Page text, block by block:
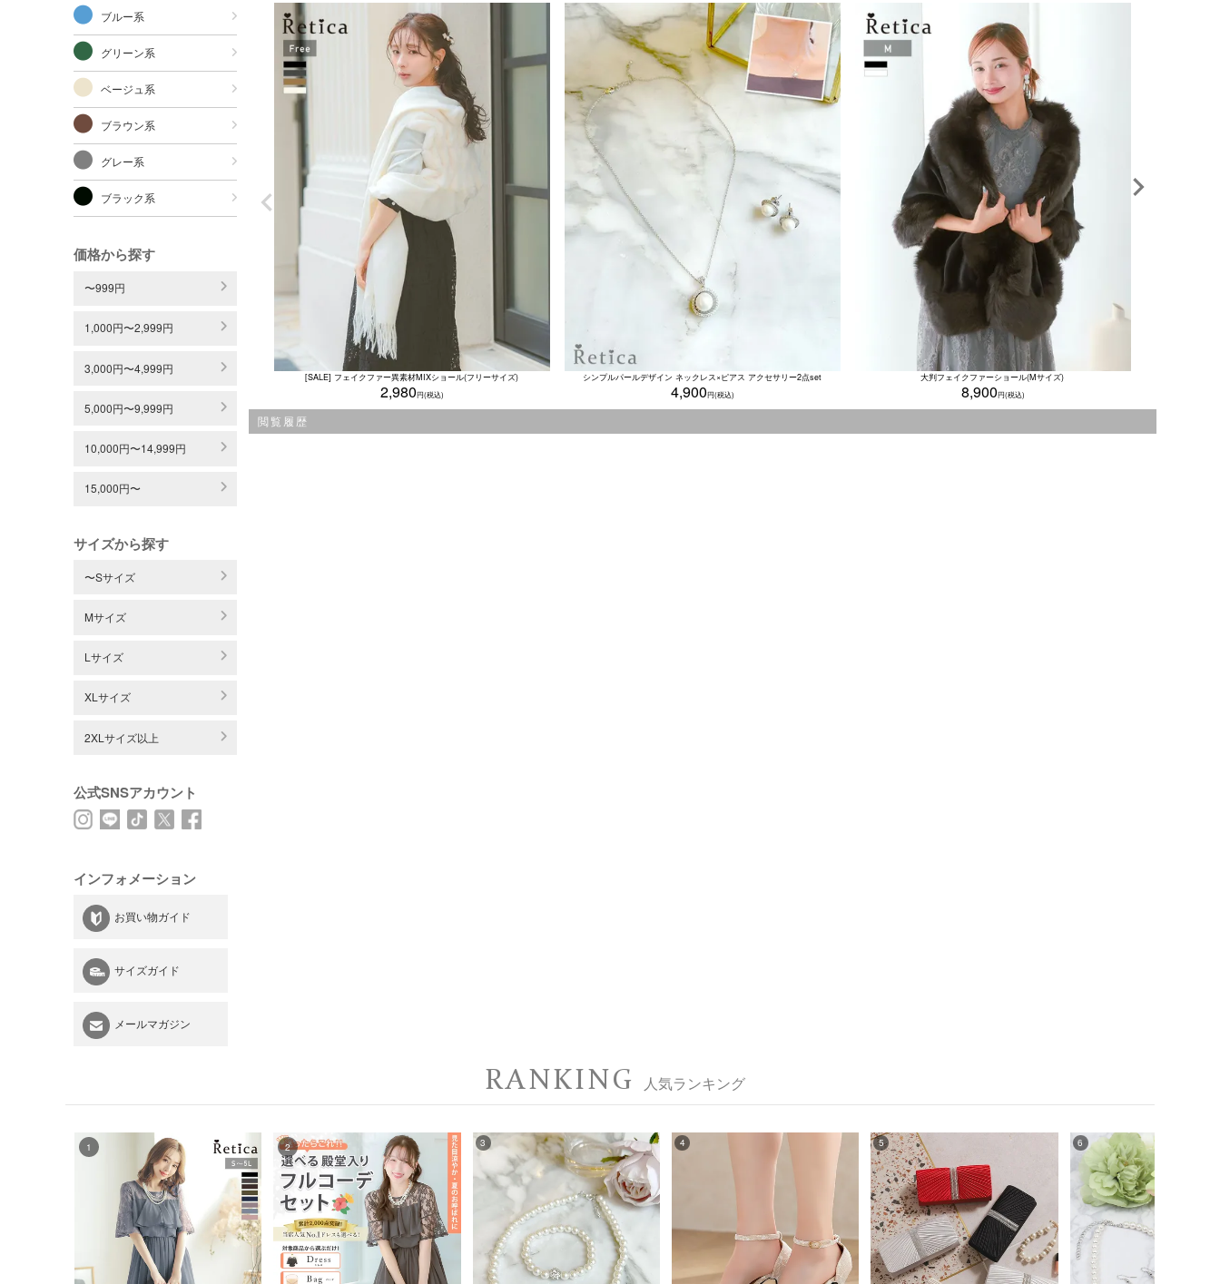
ブルー系
グリーン系
ベージュ系
ブラウン系
グレー系
ブラック系
価格から探す
〜999円
1,000円〜2,999円
3,000円〜4,999円
5,000円〜9,999円
10,000円〜14,999円
15,000円〜
サイズから探す
〜Sサイズ
Mサイズ
Lサイズ
XLサイズ
2XLサイズ以上
公式SNSアカウント
インフォメーション
お買い物ガイド
サイズガイド
メールマガジン
[SALE] フェイクファー異素材MIXショール(フリーサイズ)
2,980
シンプルパールデザイン ネックレス×ピアス アクセサリー2点set
4,900
大判フェイクファーショール(Mサイズ)
8,900
閲覧履歴
RANKING 人気ランキング